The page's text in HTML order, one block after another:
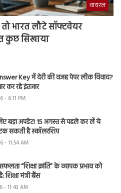
वायरल
भारत लौटे सॉफ्टवेयर
कुछ सिखाया
Key में देरी की वजह पेपर लीक विवाद?
कर रहे इंतजार
- 6:11 PM
बड़ा अपडेट! 15 अगस्त से पहले कर लें ये
सकती है स्कॉलरशिप
- 11:54 AM
“शिक्षा क्रांति” के व्यापक प्रभाव को
शिक्षा मंत्री बैंस
- 11:43 AM